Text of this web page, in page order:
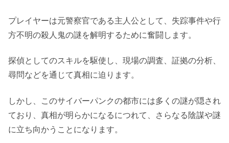
プレイヤーは元警察官である主人公として、失踪事件や行
方不明の殺人鬼の謎を解明するために奮闘します。
探偵としてのスキルを駆使し、現場の調査、証拠の分析、
尋問などを通じて真相に迫ります。
しかし、このサイバーパンクの都市には多くの謎が隠され
ており、真相が明らかになるにつれて、さらなる陰謀や謎
に立ち向かうことになります。